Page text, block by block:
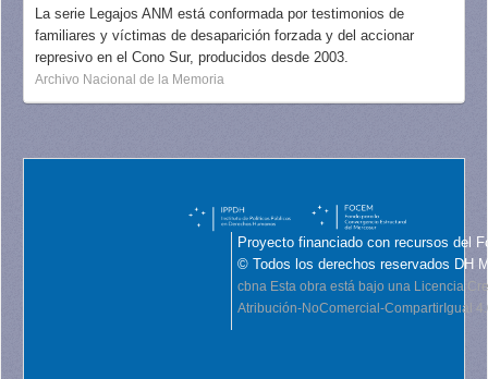
La serie Legajos ANM está conformada por testimonios de
familiares y víctimas de desaparición forzada y del accionar
represivo en el Cono Sur, producidos desde 2003.
Archivo Nacional de la Memoria
Proyecto financiado con recursos del
© Todos los derechos reservados DH
cbna Esta obra está bajo una Licencia
Atribución-NoComercial-CompartirIgual